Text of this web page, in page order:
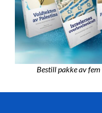
Bestill pakke av